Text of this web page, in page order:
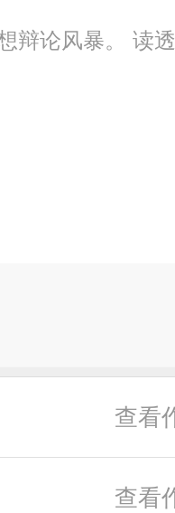
论风暴。 读透
查看
查看